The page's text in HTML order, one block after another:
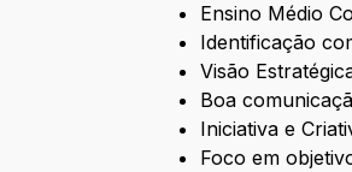
Ensino Médio
Identificação
Visão
Boa
Iniciativa e
Foco em